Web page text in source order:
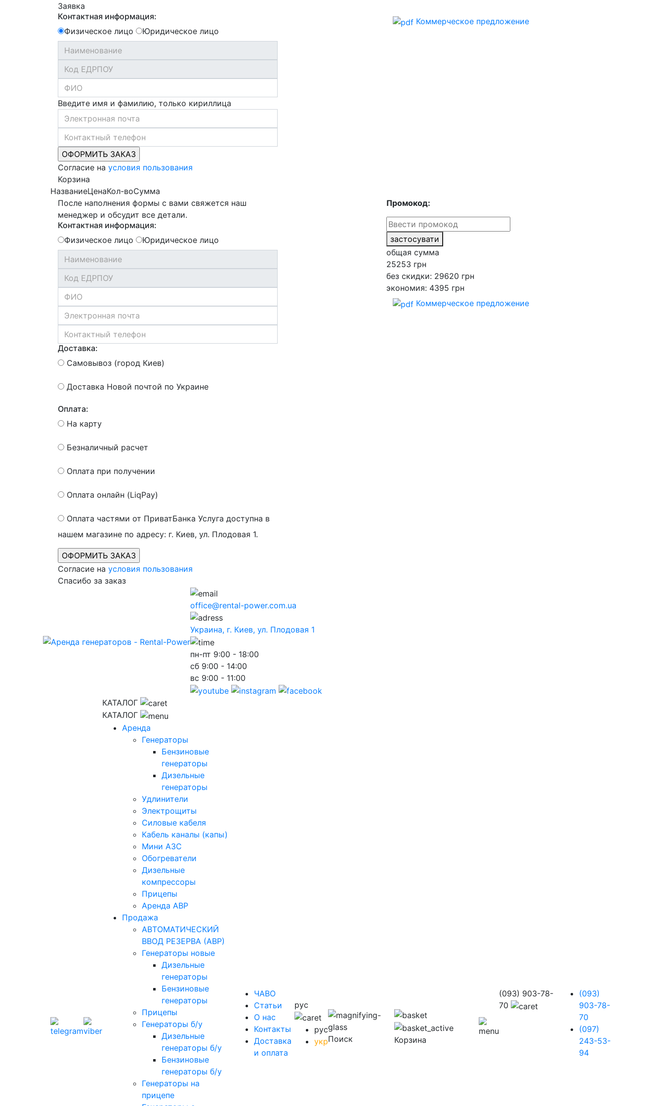
Заявка
Контактная информация:
Физическое лицо
Юридическое лицо
Введите имя и фамилию, только кириллица
Согласие на условия пользования
Коммерческое предложение
Корзина
НазваниеЦенаКол-воСумма
После наполнения формы с вами свяжется наш
менеджер и обсудит все детали.
Контактная информация:
Физическое лицо
Юридическое лицо
Доставка:
Самовывоз (город Киев)
Доставка Новой почтой по Украине
Оплата:
На карту
Безналичный расчет
Оплата при получении
Оплата онлайн (LiqPay)
Оплата частями от ПриватБанка Услуга доступна в
нашем магазине по адресу: г. Киев, ул. Плодовая 1.
Согласие на условия пользования
Промокод:
застосувати
общая сумма
25253 грн
без скидки: 29620 грн
экономия: 4395 грн
Коммерческое предложение
Спасибо за заказ
office@rental-power.com.ua
Украина, г. Киев, ул. Плодовая 1
пн-пт 9:00 - 18:00
сб 9:00 - 14:00
вс 9:00 - 11:00
КАТАЛОГ
КАТАЛОГ
Аренда
Генераторы
Бензиновые
генераторы
Дизельные
генераторы
Удлинители
Электрощиты
Силовые кабеля
Кабель каналы (капы)
Мини АЗС
Обогреватели
Дизельные
компрессоры
Прицепы
Аренда АВР
Продажа
АВТОМАТИЧЕСКИЙ
ВВОД РЕЗЕРВА (АВР)
Генераторы новые
Дизельные
генераторы
Бензиновые
генераторы
Прицепы
Генераторы б/у
Дизельные
генераторы б/у
Бензиновые
генераторы б/у
Генераторы на
прицепе
ЧАВО
Cтатьи
O нас
Контакты
Доставка
и оплата
рус
рус
укрПоиск Корзина
(093) 903-78-
70
(093)
903-78-
70
(097)
243-53-
94